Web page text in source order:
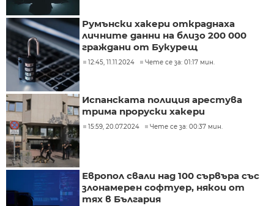
Румънски хакери откраднаха
личните данни на близо 200 000
граждани от Букурещ
12:45, 11.11.2024 Чете се за: 01:17 мин.
Испанската полиция арестува
трима проруски хакери
15:59, 20.07.2024 Чете се за: 00:37 мин.
Европол свали над 100 сървъра със
злонамерен софтуер, някои от
тях в България